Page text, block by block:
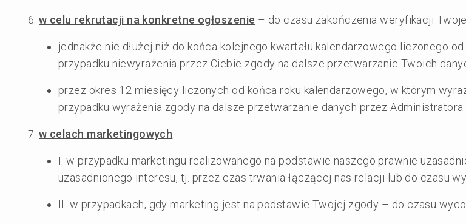
w celu rekrutacji na konkretne ogłoszenie – do czasu zakończenia weryfikacji
jednakże nie dłużej niż do końca kolejnego kwartału kalendarzowego liczonego
przypadku niewyrażenia przez Ciebie zgody na dalsze przetwarzanie Twoich
przez okres 12 miesięcy liczonych od końca roku kalendarzowego, w którym
przypadku wyrażenia zgody na dalsze przetwarzanie danych przez
w celach marketingowych –
I. w przypadku marketingu realizowanego na podstawie naszego prawnie
uzasadnionego interesu, tj. przez czas trwania łączącej nas relacji lub do czasu
II. w przypadkach, gdy marketing jest na podstawie Twojej zgody – do czasu